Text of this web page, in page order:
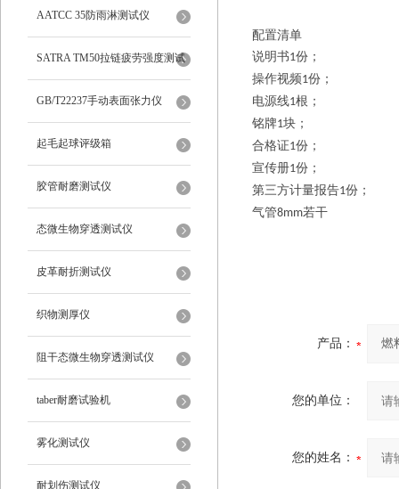
AATCC 35防雨淋测试仪
SATRA TM50拉链疲劳强度测试
仪
GB/T22237手动表面张力仪
起毛起球评级箱
胶管耐磨测试仪
态微生物穿透测试仪
皮革耐折测试仪
织物测厚仪
阻干态微生物穿透测试仪
taber耐磨试验机
雾化测试仪
耐划伤测试仪
配置清单
说明书1份；
操作视频1份；
电源线1根；
铭牌1块；
合格证1份；
宣传册1份；
第三方计量报告1份；
气管8mm若干
产品：
您的单位：
您的姓名：